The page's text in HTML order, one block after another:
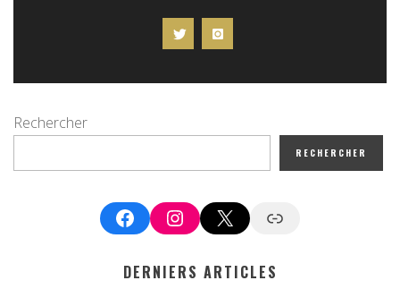
Rechercher
RECHERCHER
FacebookInstagram
X Google News
DERNIERS ARTICLES